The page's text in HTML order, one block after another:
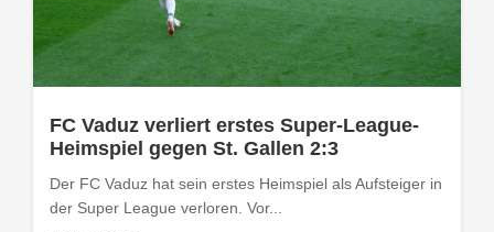
FC Vaduz verliert erstes Super-League-
Heimspiel gegen St. Gallen 2:3
Der FC Vaduz hat sein erstes Heimspiel als Aufsteiger in
der Super League verloren. Vor...